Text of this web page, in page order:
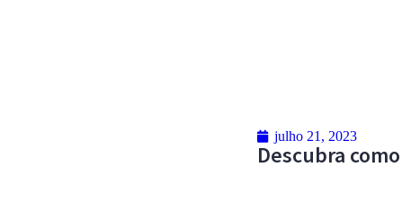
julho 21, 2023
Descubra